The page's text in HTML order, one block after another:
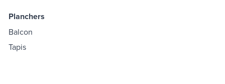
Planchers
Balcon
Tapis